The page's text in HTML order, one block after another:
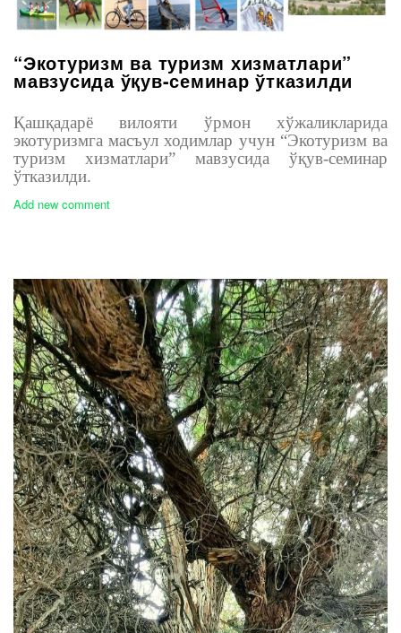
“Экотуризм ва туризм хизматлари”
мавзусида ўқув-семинар ўтказилди
Қашқадарё вилояти ўрмон хўжаликларида
экотуризмга масъул ходимлар учун “Экотуризм ва
туризм хизматлари” мавзусида ўқув-семинар
ўтказилди.
Add new comment